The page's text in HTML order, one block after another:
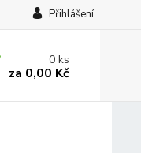
Přihlášení
0ks
za 0,00 Kč